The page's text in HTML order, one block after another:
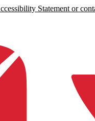
Statement or